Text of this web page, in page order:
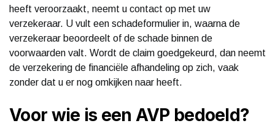
heeft veroorzaakt, neemt u contact op met uw
verzekeraar. U vult een schadeformulier in, waarna de
verzekeraar beoordeelt of de schade binnen de
voorwaarden valt. Wordt de claim goedgekeurd, dan neemt
de verzekering de financiële afhandeling op zich, vaak
zonder dat u er nog omkijken naar heeft.
Voor wie is een AVP bedoeld?